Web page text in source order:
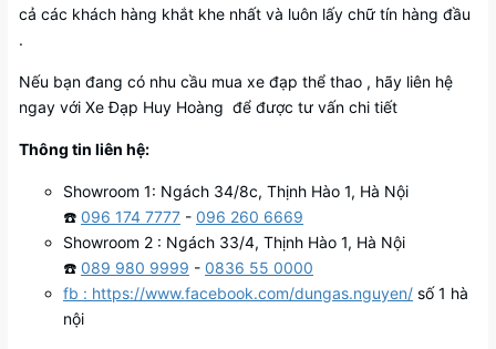
cả các khách hàng khắt khe nhất và luôn lấy chữ tín hàng đầu
.
Nếu bạn đang có nhu cầu mua xe đạp thể thao , hãy liên hệ
ngay với Xe Đạp Huy Hoàng để được tư vấn chi tiết
Thông tin liên hệ:
Showroom 1: Ngách 34/8c, Thịnh Hào 1, Hà Nội
☎️ 096 174 7777 - 096 260 6669
Showroom 2 : Ngách 33/4, Thịnh Hào 1, Hà Nội
☎️ 089 980 9999 - 0836 55 0000
fb : https://www.facebook.com/dungas.nguyen/ số 1 hà
nội